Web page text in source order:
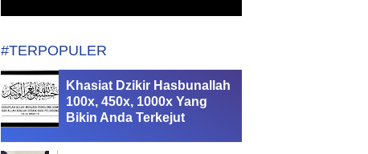
#TERPOPULER
Khasiat Dzikir Hasbunallah
100x, 450x, 1000x Yang
Bikin Anda Terkejut